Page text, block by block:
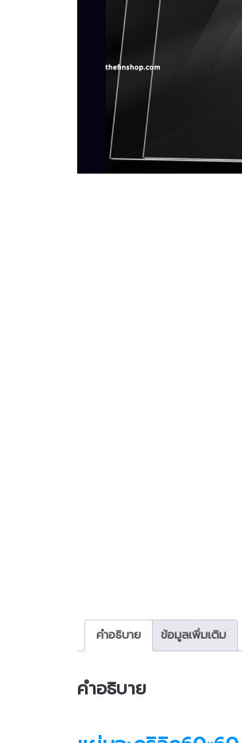
คำอธิบาย ข้อมูลเพิ่มเติม
คำอธิบาย